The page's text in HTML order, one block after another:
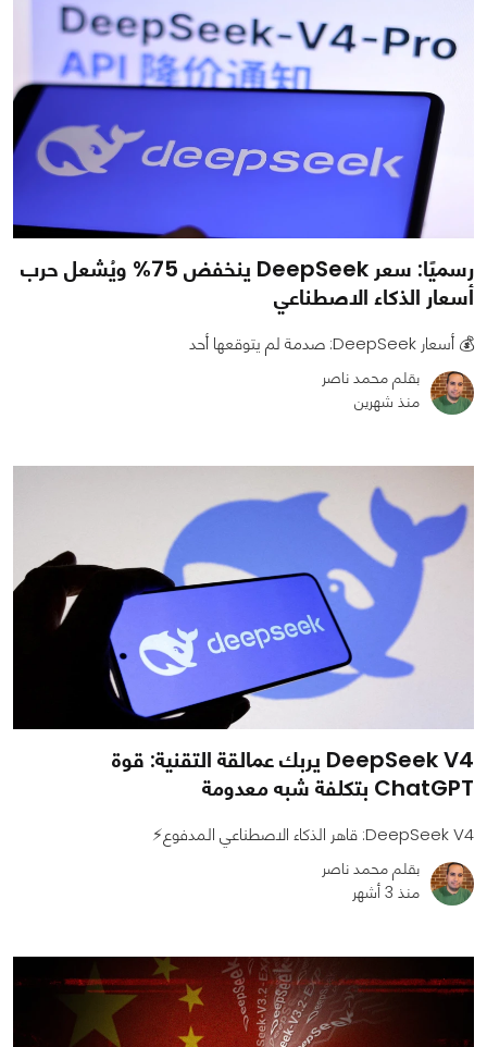
رسميًا: سعر DeepSeek ينخفض 75% ويُشعل حرب
أسعار الذكاء الاصطناعي
💰 أسعار DeepSeek: صدمة لم يتوقعها أحد
بقلم محمد ناصر
منذ شهرين
0
DeepSeek V4 يربك عمالقة التقنية: قوة
ChatGPT بتكلفة شبه معدومة
DeepSeek V4: قاهر الذكاء الاصطناعي المدفوع⚡
بقلم محمد ناصر
منذ 3 أشهر